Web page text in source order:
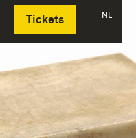
Tickets NL
Deutsch